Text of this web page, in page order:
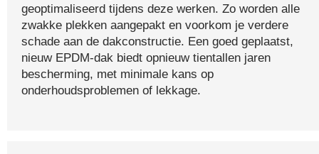
geoptimaliseerd tijdens deze werken. Zo worden alle
zwakke plekken aangepakt en voorkom je verdere
schade aan de dakconstructie. Een goed geplaatst,
nieuw EPDM-dak biedt opnieuw tientallen jaren
bescherming, met minimale kans op
onderhoudsproblemen of lekkage.